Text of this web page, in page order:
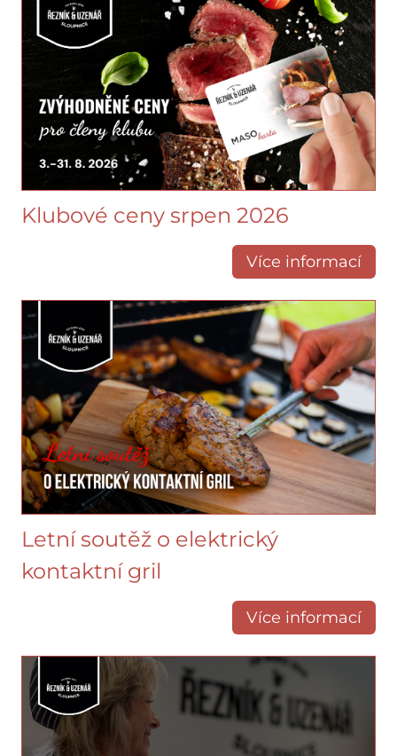
Klubové ceny srpen 2026
Více informací
Letní soutěž o elektrický
kontaktní gril
Více informací